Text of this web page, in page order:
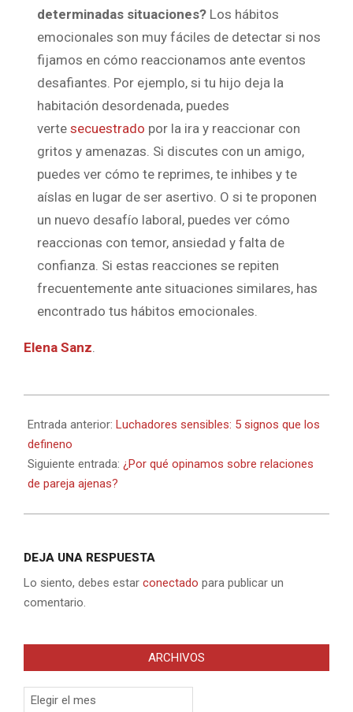
determinadas situaciones? Los hábitos
emocionales son muy fáciles de detectar si nos
fijamos en cómo reaccionamos ante eventos
desafiantes. Por ejemplo, si tu hijo deja la
habitación desordenada, puedes
verte secuestrado por la ira y reaccionar con
gritos y amenazas. Si discutes con un amigo,
puedes ver cómo te reprimes, te inhibes y te
aíslas en lugar de ser asertivo. O si te proponen
un nuevo desafío laboral, puedes ver cómo
reaccionas con temor, ansiedad y falta de
confianza. Si estas reacciones se repiten
frecuentemente ante situaciones similares, has
encontrado tus hábitos emocionales.
Elena Sanz
08-
16
Entrada anterior: Luchadores sensibles: 5 signos que los
defineno
Siguiente entrada: ¿Por qué opinamos sobre relaciones
de pareja ajenas?
DEJA UNA RESPUESTA
Lo siento, debes estar conectado para publicar un
comentario.
ARCHIVOS
Archivos